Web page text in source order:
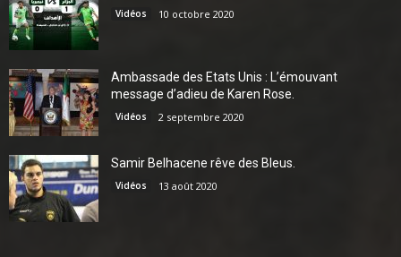
Vidéos 10 octobre 2020
Ambassade des Etats Unis : L’émouvant
message d’adieu de Karen Rose.
Vidéos 2 septembre 2020
Samir Belhacene rêve des Bleus.
Vidéos 13 août 2020